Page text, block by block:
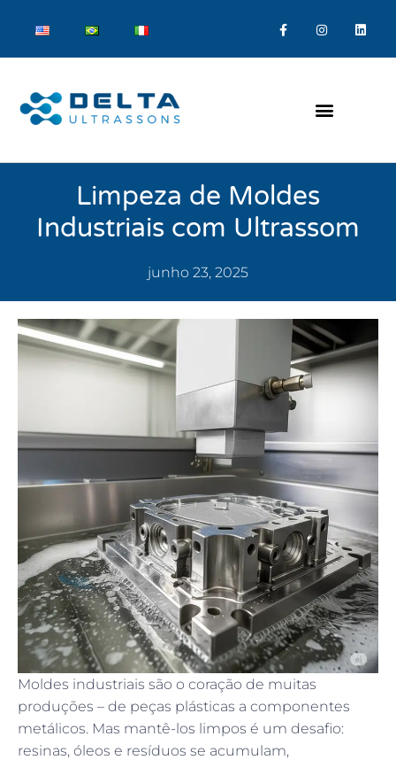
Limpeza de Moldes
Industriais com Ultrassom
junho 23, 2025
Moldes industriais são o coração de muitas
produções – de peças plásticas a componentes
metálicos. Mas mantê-los limpos é um desafio:
resinas, óleos e resíduos se acumulam,